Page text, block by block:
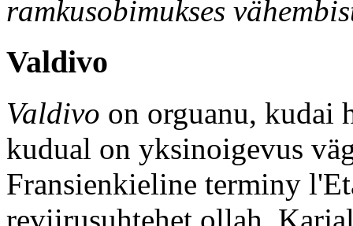
ramkusobimukses
Valdivo
Valdivo on orguanu, kudai
kudual on yksinoigevus
Fransienkieline terminy
reviirusuhtehet ollah.